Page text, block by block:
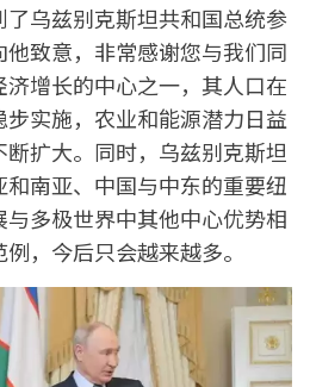
乌兹别克斯坦共和国总统参
致意，非常感谢您与我们同
增长的中心之一，其人口在
实施，农业和能源潜力日益
扩大。同时，乌兹别克斯坦
南亚、中国与中东的重要纽
多极世界中其他中心优势相
，今后只会越来越多。